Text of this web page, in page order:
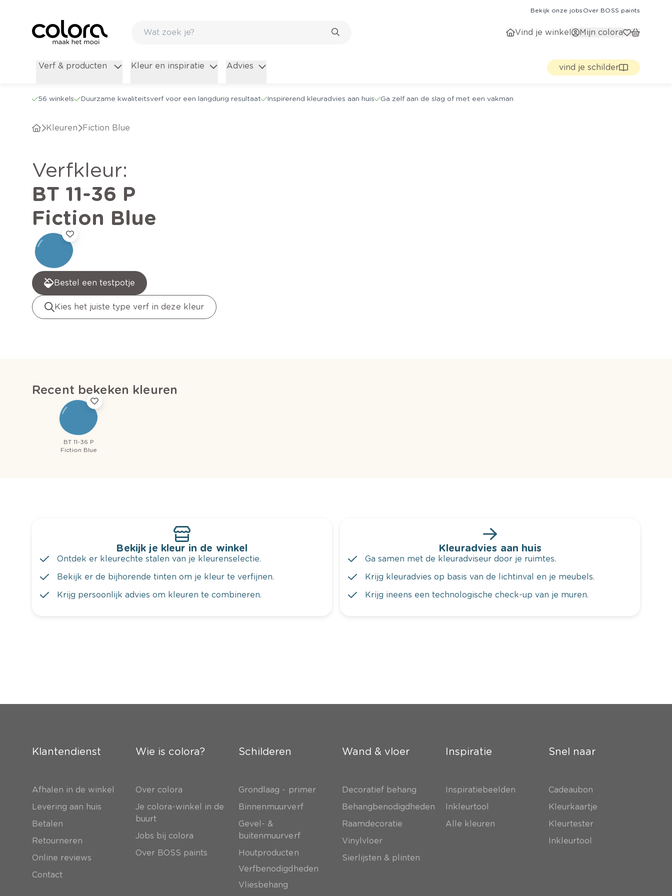
Bekijk onze jobs Over BOSS paints
Vind je winkel Mijn colora
Verf & producten Kleur en inspiratie Advies vind je schilder
56 winkels Duurzame kwaliteitsverf voor een langdurig resultaat Inspirerend kleuradvies aan huis Ga zelf aan de slag of met een vakman
Kleuren Fiction Blue
verfkleur:
BT 11-36 P
Fiction Blue
Bestel een testpotje
Kies het juiste type verf in deze kleur
Recent bekeken kleuren
BT 11-36 P
Fiction Blue
Bekijk je kleur in de winkel
Ontdek er kleurechte stalen van je kleurenselectie.
Bekijk er de bijhorende tinten om je kleur te verfijnen.
Krijg persoonlijk advies om kleuren te combineren.
Kleuradvies aan huis
Ga samen met de kleuradviseur door je ruimtes.
Krijg kleuradvies op basis van de lichtinval en je meubels.
Krijg ineens een technologische check-up van je muren.
Klantendienst
Afhalen in de winkel
Levering aan huis
Betalen
Retourneren
Online reviews
Contact
Wie is colora?
Over colora
Je colora-winkel in de
buurt
Jobs bij colora
Over BOSS paints
Schilderen
Grondlaag - primer
Binnenmuurverf
Gevel- &
buitenmuurverf
Houtproducten
Verfbenodigdheden
Vliesbehang
Wand & vloer
Decoratief behang
Behangbenodigdheden
Raamdecoratie
Vinylvloer
Sierlijsten & plinten
Inspiratie
Inspiratiebeelden
Inkleurtool
Alle kleuren
Snel naar
Cadeaubon
Kleurkaartje
Kleurtester
Inkleurtool